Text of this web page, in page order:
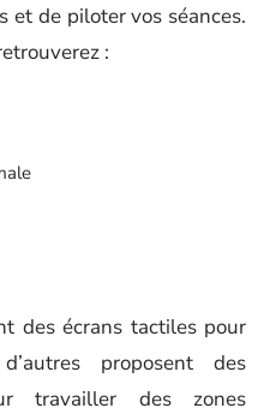
et de piloter vos séances.
:
des écrans tactiles pour
proposent des
travailler des zones